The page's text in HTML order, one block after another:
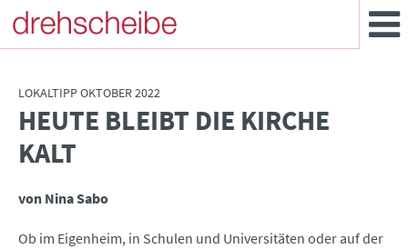
LOKALTIPP OKTOBER 2022
:HEUTE BLEIBT DIE KIRCHE
KALT
von Nina Sabo
Ob im Eigenheim, in Schulen und Universitäten oder auf der